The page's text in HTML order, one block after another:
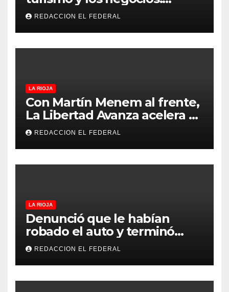
arranca la Expo que promete
revolucionar la economía
regional en un evento sin
precedentes en La Rioja
REDACCION EL FEDERAL
LA RIOJA
Con Martín Menem al frente,
La Libertad Avanza acelera su
despliegue en La Rioja y
desembarcó en Aimogasta
REDACCION EL FEDERAL
LA RIOJA
Denunció que le habían
robado el auto y terminó
confesando que su hermano
lo empeñó por drogas
REDACCION EL FEDERAL